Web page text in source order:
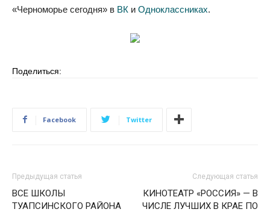
«Черноморье сегодня» в ВК и Одноклассниках.
Поделиться:
Facebook Twitter
Предыдущая статья
ВСЕ ШКОЛЫ
ТУАПСИНСКОГО РАЙОНА
Следующая статья
КИНОТЕАТР «РОССИЯ» — В
ЧИСЛЕ ЛУЧШИХ В КРАЕ ПО